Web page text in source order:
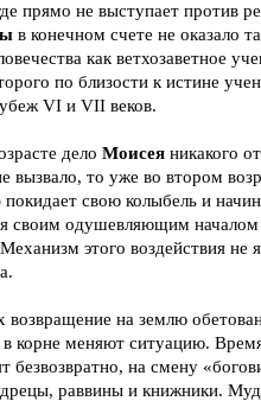
прямо не выступает против
в конечном счете не оказало
как ветхозаветное
по близости к истине
VI и VII веков.
дело Моисея никакого
вызвало, то уже во втором
свою колыбель и
своим одушевляющим
этого воздействия не
возвращение на землю
корне меняют ситуацию.
безвозвратно, на смену
раввины и книжники.